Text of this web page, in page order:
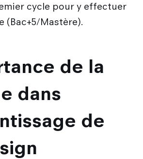
cycle pour y effectuer
(Bac+5/Mastère).
de la
dans
de